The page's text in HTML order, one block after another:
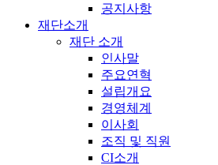
공지사항
재단소개
재단 소개
인사말
주요연혁
설립개요
경영체계
이사회
조직 및 직원
CI소개